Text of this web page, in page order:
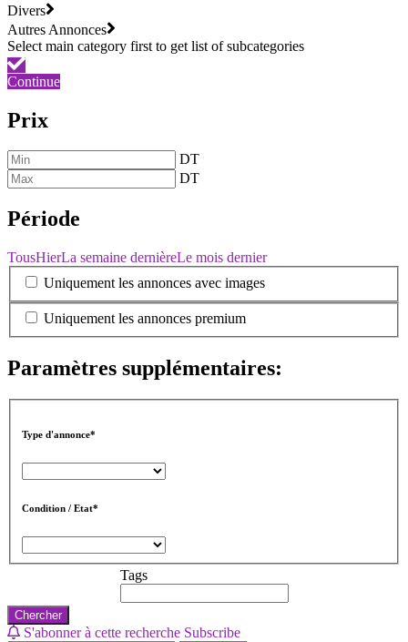
Divers
Autres Annonces
Continue
Prix
DT
DT
Période
TousHierLa semaine dernièreLe mois dernier
Uniquement les annonces avec images
Uniquement les annonces premium
Paramètres supplémentaires:
Type d'annonce*
Condition / Etat*
Tags
Chercher
S'abonner à cette recherche Subscribe